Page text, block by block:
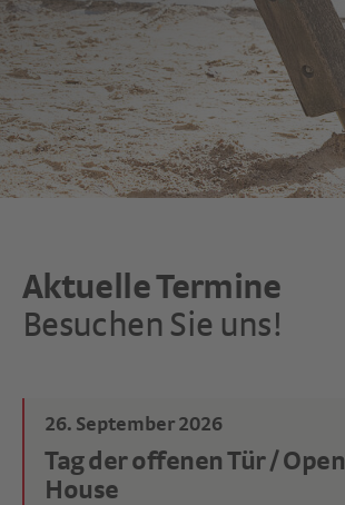
Aktuelle Termine
Besuchen Sie uns!
26. September 2026
Tag der offenen Tür / Open
House